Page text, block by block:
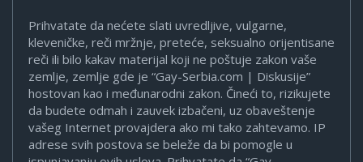
Prihvatate da nećete slati uvredljive, vulgarne,
kleveničke, reči mržnje, preteće, seksualno orijentisane
reči ili bilo kakav materijal koji ne poštuje zakon vaše
zemlje, zemlje gde je “Gay-Serbia.com | Diskusije”
hostovan kao i međunarodni zakon. Čineći to, rizikujete
da budete odmah i zauvek izbačeni, uz obaveštenje
vašeg Internet provajdera ako mi tako zahtevamo. IP
adrese svih postova se beleže da bi pomogle u